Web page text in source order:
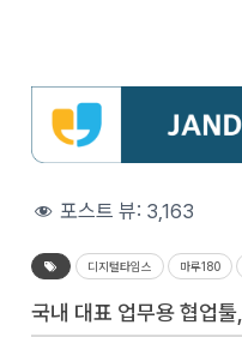
포스트 뷰: 3,163
디지털타임스 마루180
국내 대표 업무용 협업툴,